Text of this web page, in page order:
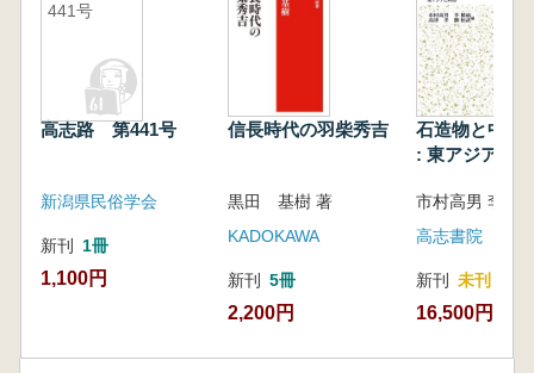
441号
高志路 第441号
新潟県民俗学会
新刊 1冊
1,100円
信長時代の羽柴秀吉
黒田 基樹 著
KADOKAWA
新刊 5冊
2,200円
石造物と中世
: 東アジアと
高志書院
新刊 未刊
16,500円